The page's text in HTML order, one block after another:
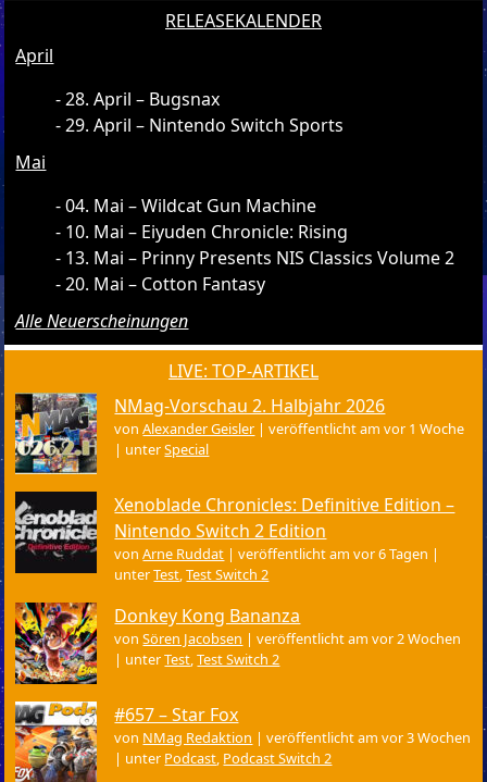
RELEASEKALENDER
April
28. April – Bugsnax
29. April – Nintendo Switch Sports
Mai
04. Mai – Wildcat Gun Machine
10. Mai – Eiyuden Chronicle: Rising
13. Mai – Prinny Presents NIS Classics Volume 2
20. Mai – Cotton Fantasy
Alle Neuerscheinungen
LIVE: TOP-ARTIKEL
NMag-Vorschau 2. Halbjahr 2026
vonAlexander Geisler |veröffentlicht am vor 1 Woche
| unterSpecial
Xenoblade Chronicles: Definitive Edition –
Nintendo Switch 2 Edition
vonArne Ruddat |veröffentlicht am vor 6 Tagen |
unterTest,Test Switch 2
Donkey Kong Bananza
vonSören Jacobsen |veröffentlicht am vor 2 Wochen
| unterTest,Test Switch 2
#657 – Star Fox
von NMag Redaktion |veröffentlicht am vor 3 Wochen
| unter Podcast, Podcast Switch 2